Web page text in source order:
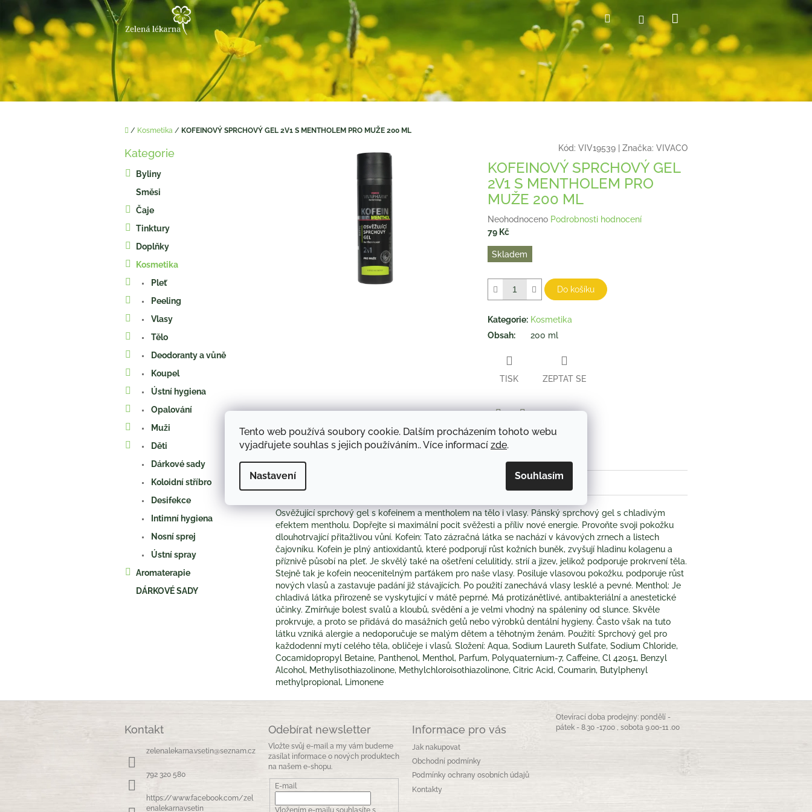
Tento web používá soubory cookie. Dalším procházením tohoto webu
vyjadřujete souhlas s jejich používáním.. Více informací zde.
Nastavení Souhlasím
obsah
HledatPřihlášení
košík
Domů
/ Kosmetika / KOFEINOVÝ SPRCHOVÝ GEL 2V1 S MENTHOLEM PRO MUŽE 200 ML
Přeskočit
Kategorie
Byliny
Směsi
Čaje
Tinktury
Doplňky
Kosmetika
Pleť
Peeling
Vlasy
Tělo
Deodoranty a vůně
Koupel
Ústní hygiena
Opalování
Muži
Děti
Dárkové sady
Koloidní stříbro
Desifekce
Intimní hygiena
Nosní sprej
Ústní spray
Aromaterapie
DÁRKOVÉ SADY
Kód: VIV19539 Značka: VIVACO
KOFEINOVÝ SPRCHOVÝ GEL
2V1 S MENTHOLEM PRO
MUŽE 200 ML
Průměrné
hodnocení
je
z
hvězdiček.
Neohodnoceno Podrobnosti hodnocení
79 Kč
Měrná
cena:
Skladem
Do košíku
Kategorie: Kosmetika
Obsah: 200 ml
TISK ZEPTAT SE
TwitterFacebook
Osvěžující sprchový gel s kofeinem a mentholem na tělo i vlasy. Pánský sprchový gel s chladivým
efektem mentholu. Dopřejte si maximální pocit svěžesti a příliv nové energie. Provoňte svoji pokožku
dlouhotrvající přitažlivou vůní. Kofein: Tato zázračná látka se nachází v kávových zrnech a listech
čajovníku. Kofein je plný antioxidantů, které podporují růst kožních buněk, zvyšují hladinu kolagenu a
příznivě působí na pleť. Je skvělý také na ošetření celulitidy, strií a jizev, jelikož podporuje prokrvení těla.
Stejně tak je kofein neocenitelným parťákem pro naše vlasy. Posiluje vlasovou pokožku, podporuje růst
nových vlasů a zastavuje padání již stávajících. Po použití zanechává vlasy lesklé a pevné. Menthol: Je
chladivá látka přirozeně se vyskytující v mátě peprné. Má protizánětlivé, antibakteriální a anestetické
účinky. Zmírňuje bolest svalů a kloubů, svědění a je velmi vhodný na spáleniny od slunce. Skvěle
prokrvuje, a proto se přidává do masážních gelů nebo výrobků dentální hygieny. Často však na tuto
látku vzniká alergie a nedoporučuje se malým dětem a těhotným ženám. Použití: Sprchový gel pro
každodenní mytí celého těla, obličeje i vlasů. Složení: Aqua, Sodium Laureth Sulfate, Sodium Chloride,
Cocamidopropyl Betaine, Panthenol, Menthol, Parfum, Polyquaternium-7, Caffeine, Cl 42051, Benzyl
Alcohol, Methylisothiazolinone, Methylchloroisothiazolinone, Citric Acid, Coumarin, Butylphenyl
methylpropional, Limonene
Kontakt
zelenalekarna.vsetin@seznam.cz
792 320 580
https://www.facebook.com/zel
enalekarnavsetin
Odebírat newsletter
Vložte svůj e-mail a my vám budeme
zasílat informace o nových produktech
na našem e-shopu.
E-mail
Vložením e-mailu souhlasíte s
Informace pro vás
Jak nakupovat
Obchodní podmínky
Podmínky ochrany osobních údajů
Kontakty
Otevírací doba prodejny: pondělí -
pátek - 8.30 -17.00 , sobota 9.00-11 .00